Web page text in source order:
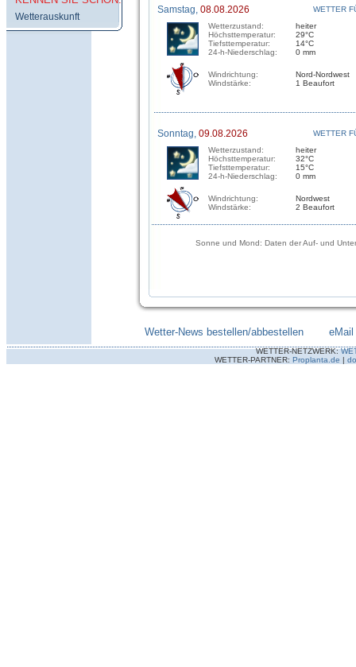
Wetterauskunft
Samstag, 08.08.2026
WETTER
Wetterzustand:
Höchsttemperatur:
Tiefsttemperatur:
24-h-Niederschlag:
heiter
29°C
14°C
0 mm
Windrichtung:
Windstärke:
Nord-Nordwest
1 Beaufort
Sonntag, 09.08.2026
WETTER
Wetterzustand:
Höchsttemperatur:
Tiefsttemperatur:
24-h-Niederschlag:
heiter
32°C
15°C
0 mm
Windrichtung:
Windstärke:
Nordwest
2 Beaufort
Sonne und Mond: Daten der Auf- und
Wetter-News bestellen/abbestellen eMail
WETTER-NETZWERK:
WETTER-PARTNER: Proplanta.de |